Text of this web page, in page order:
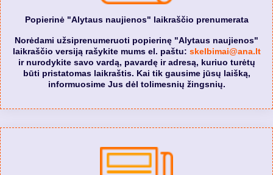
Popierinė "Alytaus naujienos" laikraščio prenumerata
Norėdami užsiprenumeruoti popierinę "Alytaus naujienos"
laikraščio versiją rašykite mums el. paštu: skelbimai@ana.lt
ir nurodykite savo vardą, pavardę ir adresą, kuriuo turėtų
būti pristatomas laikraštis. Kai tik gausime jūsų laišką,
informuosime Jus dėl tolimesnių žingsnių.